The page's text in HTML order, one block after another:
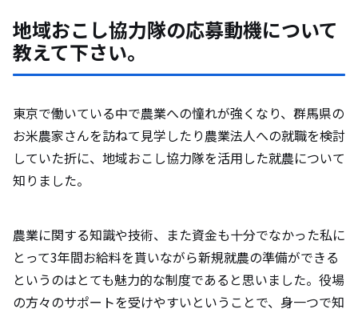
とを教えて下さい。
い。
岩内町の住民と触れ合った際の印象と、裏
付けるエピソードについて教えて下さい。
岩内町の魅力について教えて下さい。（自
然やグルメ、オススメスポットなど）
地域おこし協力隊の応募動機について
教えて下さい。
東京で働いている中で農業への憧れが強くなり、群馬県の
お米農家さんを訪ねて見学したり農業法人への就職を検討
していた折に、地域おこし協力隊を活用した就農について
知りました。
農業に関する知識や技術、また資金も十分でなかった私に
とって3年間お給料を貰いながら新規就農の準備ができる
というのはとても魅力的な制度であると思いました。役場
の方々のサポートを受けやすいということで、身一つで知